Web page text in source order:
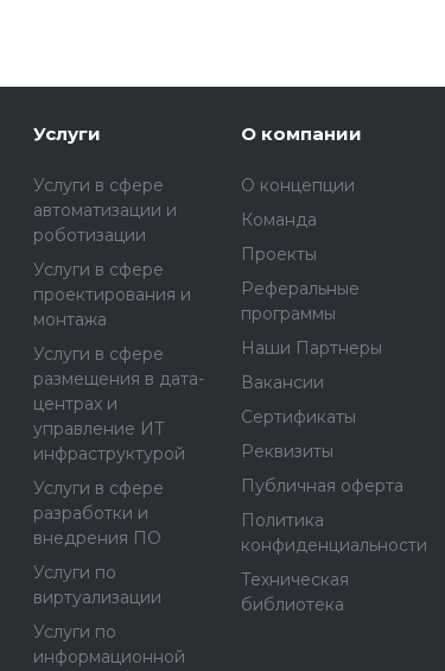
Услуги
Услуги в сфере
автоматизации и
роботизации
Услуги в сфере
проектирования и
монтажа
Услуги в сфере
размещения в дата-
центрах и
управление ИТ
инфраструктурой
Услуги в сфере
разработки и
внедрения ПО
Услуги по
виртуализации
Услуги по
информационной
О компании
О концепции
Команда
Проекты
Реферальные
программы
Наши Партнеры
Вакансии
Сертификаты
Реквизиты
Публичная оферта
Политика
конфиденциальности
Техническая
библиотека